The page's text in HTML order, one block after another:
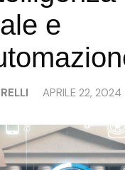
e
APRILE 22, 2024